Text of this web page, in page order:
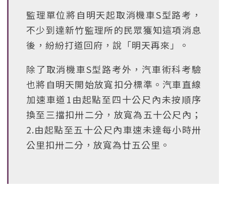
監理單位將自明天起取消機車S型路考，
不少到達新竹監理所的民眾獲知這項消息
後，紛紛打道回府，說「明天再來」。
除了取消機車S型路考外，汽車術科考驗
也將自明天開始放寬扣分標準。汽車直線
加速車道1由起點至四十公尺內未按順序
換至三擋扣卅二分，放寬為五十公尺內；
2.由起點至五十公尺內車速未達每小時卅
公里扣卅二分，放寬為廿五公里。